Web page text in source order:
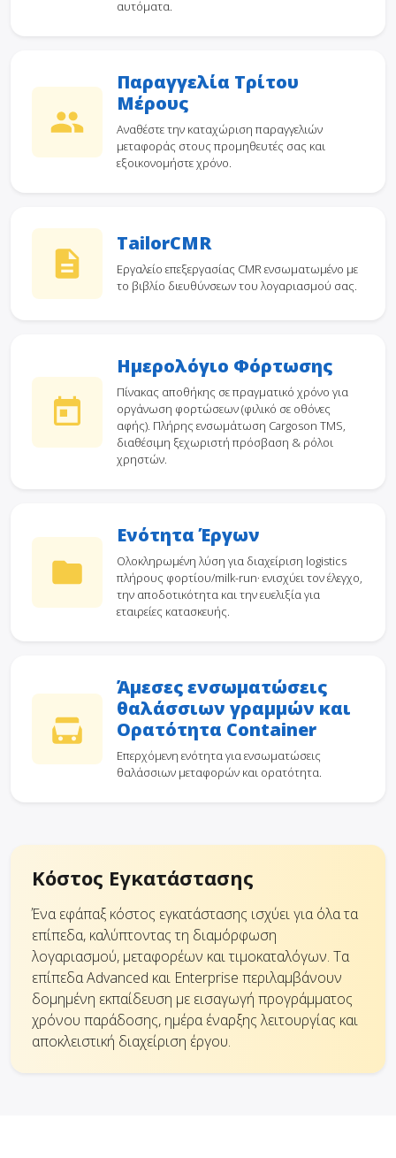
αυτόματα.
Παραγγελία Τρίτου
Μέρους
Αναθέστε την καταχώριση παραγγελιών
μεταφοράς στους προμηθευτές σας και
εξοικονομήστε χρόνο.
TailorCMR
Εργαλείο επεξεργασίας CMR ενσωματωμένο με
το βιβλίο διευθύνσεων του λογαριασμού σας.
Ημερολόγιο Φόρτωσης
Πίνακας αποθήκης σε πραγματικό χρόνο για
οργάνωση φορτώσεων (φιλικό σε οθόνες
αφής). Πλήρης ενσωμάτωση Cargoson TMS,
διαθέσιμη ξεχωριστή πρόσβαση & ρόλοι
χρηστών.
Ενότητα Έργων
Ολοκληρωμένη λύση για διαχείριση logistics
πλήρους φορτίου/milk-run· ενισχύει τον έλεγχο,
την αποδοτικότητα και την ευελιξία για
εταιρείες κατασκευής.
Άμεσες ενσωματώσεις
θαλάσσιων γραμμών και
Ορατότητα Container
Επερχόμενη ενότητα για ενσωματώσεις
θαλάσσιων μεταφορών και ορατότητα.
Κόστος Εγκατάστασης
Ένα εφάπαξ κόστος εγκατάστασης ισχύει για όλα τα
επίπεδα, καλύπτοντας τη διαμόρφωση
λογαριασμού, μεταφορέων και τιμοκαταλόγων. Τα
επίπεδα Advanced και Enterprise περιλαμβάνουν
δομημένη εκπαίδευση με εισαγωγή προγράμματος
χρόνου παράδοσης, ημέρα έναρξης λειτουργίας και
αποκλειστική διαχείριση έργου.